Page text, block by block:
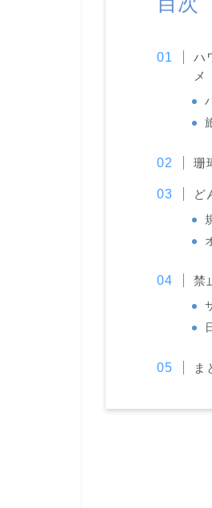
ハ
メ
珊
ど
禁
ま